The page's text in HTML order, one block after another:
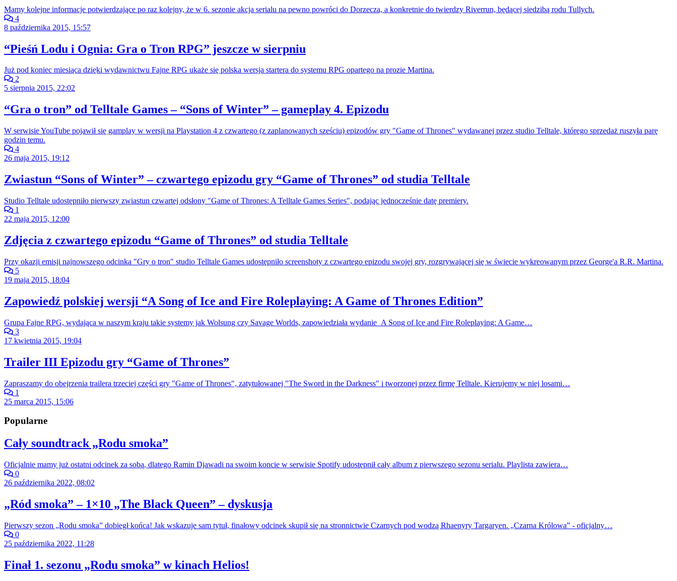
Mamy kolejne informacje potwierdzające po raz kolejny, że w 6. sezonie akcja serialu na pewno powróci do Dorzecza, a konkretnie do twierdzy Riverrun, będącej siedzibą rodu Tullych.
4
8 października 2015, 15:57
“Pieśń Lodu i Ognia: Gra o Tron RPG” jeszcze w sierpniu
Już pod koniec miesiąca dzięki wydawnictwu Fajne RPG ukaże się polska wersja startera do systemu RPG opartego na prozie Martina.
2
5 sierpnia 2015, 22:02
“Gra o tron” od Telltale Games – “Sons of Winter” – gameplay 4. Epizodu
W serwisie YouTube pojawił się gamplay w wersji na Playstation 4 z czwartego (z zaplanowanych sześciu) epizodów gry "Game of Thrones" wydawanej przez studio Telltale, którego sprzedaż ruszyła parę
godzin temu.
4
26 maja 2015, 19:12
Zwiastun “Sons of Winter” – czwartego epizodu gry “Game of Thrones” od studia Telltale
Studio Telltale udostępniło pierwszy zwiastun czwartej odsłony "Game of Thrones: A Telltale Games Series", podając jednocześnie datę premiery.
1
22 maja 2015, 12:00
Zdjęcia z czwartego epizodu “Game of Thrones” od studia Telltale
Przy okazji emisji najnowszego odcinka "Gry o tron" studio Telltale Games udostępniło screenshoty z czwartego epizodu swojej gry, rozgrywającej się w świecie wykreowanym przez George'a R.R. Martina.
5
19 maja 2015, 18:04
Zapowiedź polskiej wersji “A Song of Ice and Fire Roleplaying: A Game of Thrones Edition”
Grupa Fajne RPG, wydająca w naszym kraju takie systemy jak Wolsung czy Savage Worlds, zapowiedziała wydanie A Song of Ice and Fire Roleplaying: A Game…
3
17 kwietnia 2015, 19:04
Trailer III Epizodu gry “Game of Thrones”
Zapraszamy do obejrzenia trailera trzeciej części gry "Game of Thrones", zatytułowanej "The Sword in the Darkness" i tworzonej przez firmę Telltale. Kierujemy w niej losami…
1
25 marca 2015, 15:06
Popularne
Cały soundtrack „Rodu smoka”
Oficjalnie mamy już ostatni odcinek za sobą, dlatego Ramin Djawadi na swoim koncie w serwisie Spotify udostępnił cały album z pierwszego sezonu serialu. Playlista zawiera…
0
26 października 2022, 08:02
„Ród smoka” – 1×10 „The Black Queen” – dyskusja
Pierwszy sezon „Rodu smoka” dobiegł końca! Jak wskazuje sam tytuł, finałowy odcinek skupił się na stronnictwie Czarnych pod wodzą Rhaenyry Targaryen. „Czarna Królowa” - oficjalny…
0
25 października 2022, 11:28
Finał 1. sezonu „Rodu smoka” w kinach Helios!